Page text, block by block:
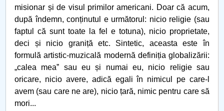
misionar și de visul primilor americani. Doar că acum,
după îndemn, conținutul e următorul: nicio religie (sau
faptul că sunt toate la fel e totuna), nicio proprietate,
deci și nicio graniță etc. Sintetic, aceasta este în
formulă artistic-muzicală modernă definiția globalizării:
„calea meaˮ sau eu și numai eu, nicio religie sau
oricare, nicio avere, adică egali în nimicul pe care-l
avem (sau care ne are), nicio țară, nimic pentru care să
mori...